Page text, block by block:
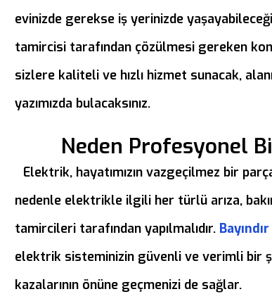
evinizde gerekse iş yerinizde
tamircisi tarafından çözülmesi gereken
sizlere kaliteli ve hızlı hizmet sunacak,
yazımızda bulacaksınız.
Neden Profesyonel
Elektrik, hayatımızın vazgeçilmez bir
nedenle elektrikle ilgili her türlü arıza,
tamircileri tarafından yapılmalıdır.
elektrik sisteminizin güvenli ve verimli bir
kazalarının önüne geçmenizi de sağlar.